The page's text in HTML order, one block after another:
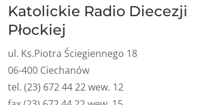
Katolickie Radio Diecezji
Płockiej
ul. Ks.Piotra Ściegiennego 18
06-400 Ciechanów
tel. (23) 672 44 22 wew. 12